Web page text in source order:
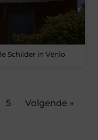
Schilder in Venlo
5 Volgende »